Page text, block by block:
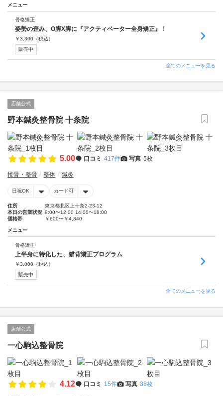
メニュー
骨格矯正
姿勢の歪み、O脚X脚に『アクティベーター全身矯正』！
￥3,300 （税込）
販売中
全てのメニューを見る
店舗公式
野本鍼灸整骨院 十条院
5.00 口コミ 417件 写真 5枚
接骨・整骨 整体 鍼灸
日祝OK カード可
住所
東京都北区上十条2-23-12
本日の営業状況 9:00〜12:00 14:00〜18:00
価格帯
￥600〜￥4,840
メニュー
骨格矯正
上半身に特化した、猫背矯正プログラム
￥3,000 （税込）
販売中
全てのメニューを見る
店舗公式
一心駒込整骨院
4.12 口コミ 15件 写真 38枚